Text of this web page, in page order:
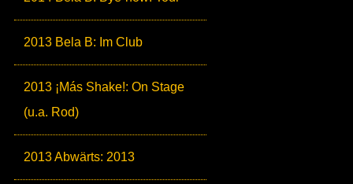
2013 Bela B: Im Club
2013 ¡Más Shake!: On Stage
(u.a. Rod)
2013 Abwärts: 2013